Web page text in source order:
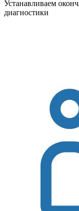
Устанавливаем
диагностики